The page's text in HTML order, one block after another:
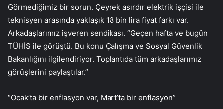
Görmediğimiz bir sorun. Çeyrek asırdır elektrik işçisi ile
teknisyen arasında yaklaşık 18 bin lira fiyat farkı var.
Arkadaşlarımız işveren sendikası. “Geçen hafta ve bugün
TÜHİS ile görüştü. Bu konu Çalışma ve Sosyal Güvenlik
Bakanlığını ilgilendiriyor. Toplantıda tüm arkadaşlarımız
görüşlerini paylaştılar.”
“Ocak’ta bir enflasyon var, Mart’ta bir enflasyon”